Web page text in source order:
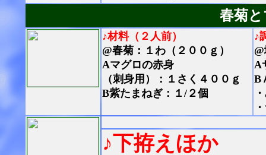
春菊
♪材料（２人前）
@春菊：１わ（２００ｇ）
Aマグロの赤身
（刺身用）：１さく４００ｇ
B紫たまねぎ：１/２個
♪
A
B
♪下拵えほか